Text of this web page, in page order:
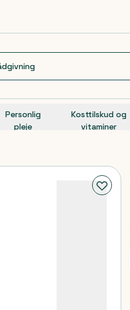
Personlig
pleje
Kosttilskud og
vitaminer